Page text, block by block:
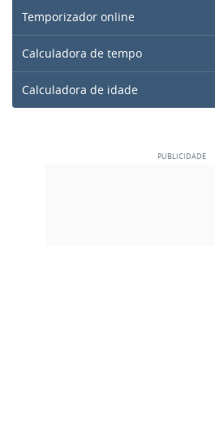
Temporizador online
Calculadora de tempo
Calculadora de idade